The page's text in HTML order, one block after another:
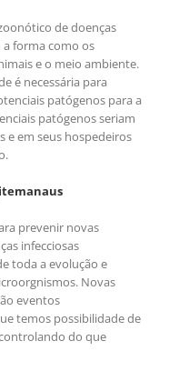
de doenças
a forma como os
e o meio ambiente.
é necessária para
patógenos para a
patógenos seriam
e em seus hospedeiros
prevenir novas
infecciosas
toda a evolução e
Novas
eventos
temos possibilidade de
do que